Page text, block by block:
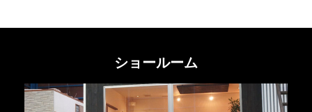
ショールーム